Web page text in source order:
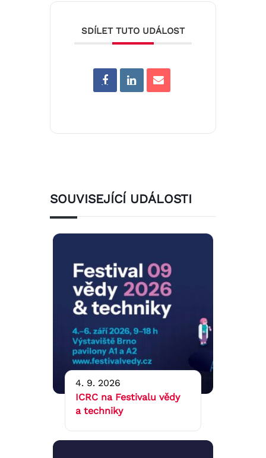
SDÍLET TUTO UDÁLOST
SOUVISEJÍCÍ UDÁLOSTI
4. 9. 2026
ICRC na Festivalu vědy
a techniky